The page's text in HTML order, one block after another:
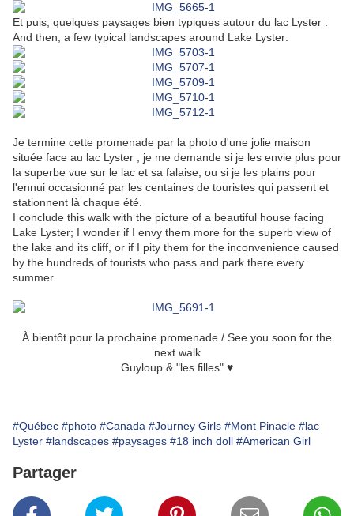
Et puis, quelques paysages bien typiques autour du lac Lyster :
And then, a few typical landscapes around Lake Lyster:
Je termine cette promenade par la photo d'une jolie maison
située face au lac Lyster ; je me demande si je les envie plus pour
la superbe vue sur le lac et sa falaise, ou si je les plains pour
l'ennui occasionné par les centaines de touristes qui passent et
stationnent là chaque été.
I conclude this walk with the picture of a beautiful house facing
Lake Lyster; I wonder if I envy them more for the superb view of
the lake and its cliff, or if I pity them for the inconvenience caused
by the hundreds of tourists who pass and park there every
summer.
À bientôt pour la prochaine promenade / See you soon for the
next walk
Guyloup & "les filles" ♥
#Québec #photo #Canada #Journey Girls #Mont Pinacle #lac
Lyster #landscapes #paysages #18 inch doll #American Girl
Partager